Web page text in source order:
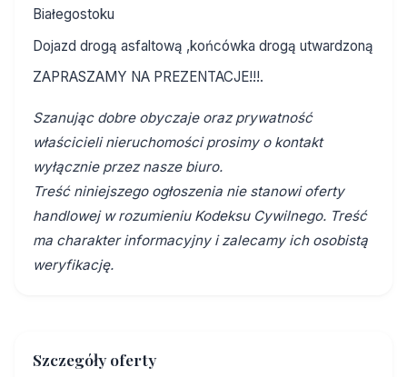
Białegostoku
Dojazd drogą asfaltową ,końcówka drogą utwardzoną
ZAPRASZAMY NA PREZENTACJE!!!.
Szanując dobre obyczaje oraz prywatność
właścicieli nieruchomości prosimy o kontakt
wyłącznie przez nasze biuro.
Treść niniejszego ogłoszenia nie stanowi oferty
handlowej w rozumieniu Kodeksu Cywilnego. Treść
ma charakter informacyjny i zalecamy ich osobistą
weryfikację.
Szczegóły oferty